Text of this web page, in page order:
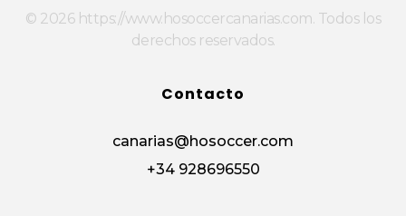
© 2026 https://www.hosoccercanarias.com. Todos los
derechos reservados.
Contacto
canarias@hosoccer.com
+34 928696550